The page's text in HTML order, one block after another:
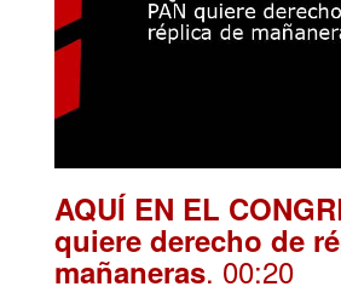
AQUÍ EN EL
quiere derecho de
mañaneras. 00:20